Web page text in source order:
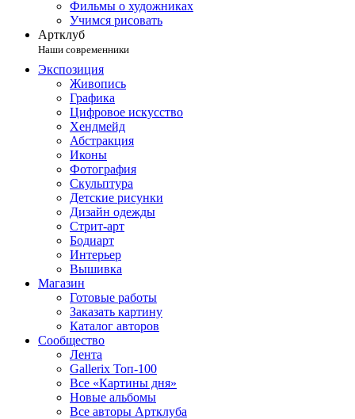
Фильмы о художниках
Учимся рисовать
Артклуб
Наши современники
Экспозиция
Живопись
Графика
Цифровое искусство
Хендмейд
Абстракция
Иконы
Фотография
Скульптура
Детские рисунки
Дизайн одежды
Стрит-арт
Бодиарт
Интерьер
Вышивка
Магазин
Готовые работы
Заказать картину
Каталог авторов
Сообщество
Лента
Gallerix Топ-100
Все «Картины дня»
Новые альбомы
Все авторы Артклуба